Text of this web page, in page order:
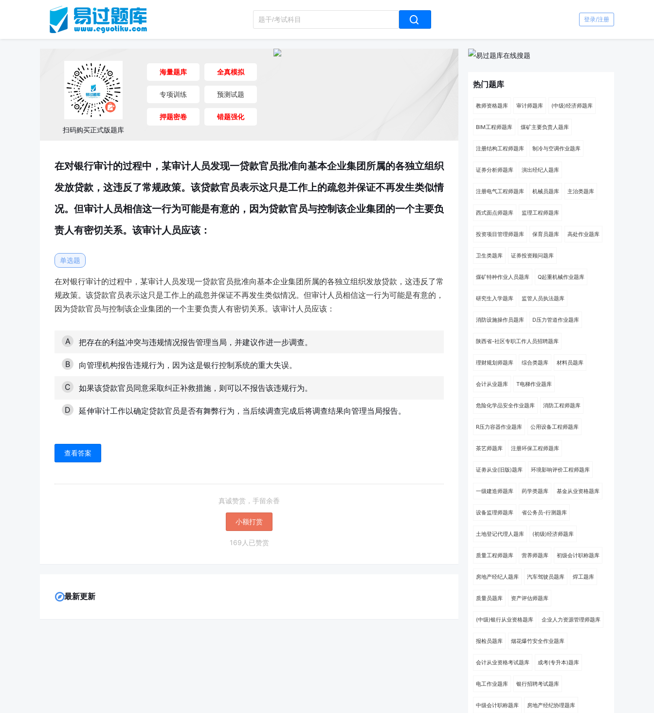
登录/注册
扫码购买正式版题库
海量题库 全真模拟
专项训练 预测试题
押题密卷 错题强化
在对银行审计的过程中，某审计人员发现一贷款官员批准向基本企业集团所属的各独立组织
发放贷款，这违反了常规政策。该贷款官员表示这只是工作上的疏忽并保证不再发生类似情
况。但审计人员相信这一行为可能是有意的，因为贷款官员与控制该企业集团的一个主要负
责人有密切关系。该审计人员应该：
单选题
在对银行审计的过程中，某审计人员发现一贷款官员批准向基本企业集团所属的各独立组织发放贷款，这违反了常
规政策。该贷款官员表示这只是工作上的疏忽并保证不再发生类似情况。但审计人员相信这一行为可能是有意的，
因为贷款官员与控制该企业集团的一个主要负责人有密切关系。该审计人员应该：
A 把存在的利益冲突与违规情况报告管理当局，并建议作进一步调查。
B 向管理机构报告违规行为，因为这是银行控制系统的重大失误。
C 如果该贷款官员同意采取纠正补救措施，则可以不报告该违规行为。
D 延伸审计工作以确定贷款官员是否有舞弊行为，当后续调查完成后将调查结果向管理当局报告。
查看答案
真诚赞赏，手留余香
小额打赏
169人已赞赏
最新更新
热门题库
教师资格题库 审计师题库 (中级)经济师题库
BIM工程师题库 煤矿主要负责人题库
注册结构工程师题库 制冷与空调作业题库
证券分析师题库 演出经纪人题库
注册电气工程师题库 机械员题库 主治类题库
西式面点师题库 监理工程师题库
投资项目管理师题库 保育员题库 高处作业题库
卫生类题库 证券投资顾问题库
煤矿特种作业人员题库 Q起重机械作业题库
研究生入学题库 监管人员执法题库
消防设施操作员题库 D压力管道作业题库
陕西省-社区专职工作人员招聘题库
理财规划师题库 综合类题库 材料员题库
会计从业题库 T电梯作业题库
危险化学品安全作业题库 消防工程师题库
R压力容器作业题库 公用设备工程师题库
茶艺师题库 注册环保工程师题库
证劵从业(旧版)题库 环境影响评价工程师题库
一级建造师题库 药学类题库 基金从业资格题库
设备监理师题库 省公务员-行测题库
土地登记代理人题库 (初级)经济师题库
质量工程师题库 营养师题库 初级会计职称题库
房地产经纪人题库 汽车驾驶员题库 焊工题库
质量员题库 资产评估师题库
(中级)银行从业资格题库 企业人力资源管理师题库
报检员题库 烟花爆竹安全作业题库
会计从业资格考试题库 成考(专升本)题库
电工作业题库 银行招聘考试题库
中级会计职称题库 房地产经纪协理题库